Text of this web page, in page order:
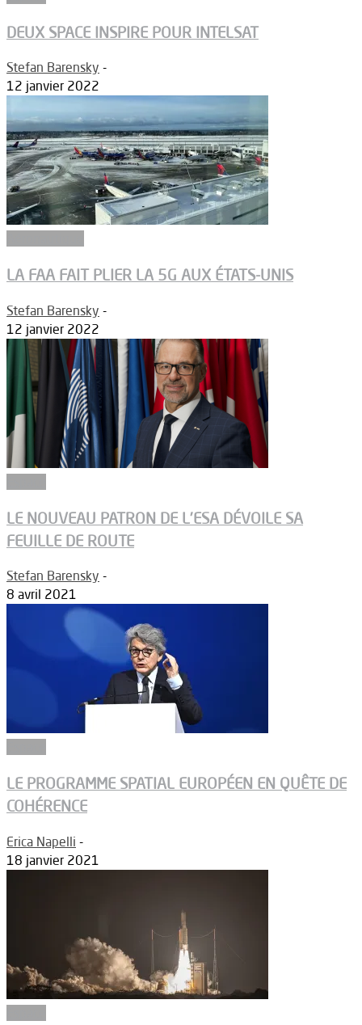
DEUX SPACE INSPIRE POUR INTELSAT
Stefan Barensky -
12 janvier 2022
LA FAA FAIT PLIER LA 5G AUX ÉTATS-UNIS
Stefan Barensky -
12 janvier 2022
LE NOUVEAU PATRON DE L’ESA DÉVOILE SA
FEUILLE DE ROUTE
Stefan Barensky -
8 avril 2021
LE PROGRAMME SPATIAL EUROPÉEN EN QUÊTE DE
COHÉRENCE
Erica Napelli -
18 janvier 2021